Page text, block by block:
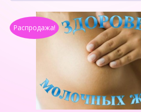
Распродажа!